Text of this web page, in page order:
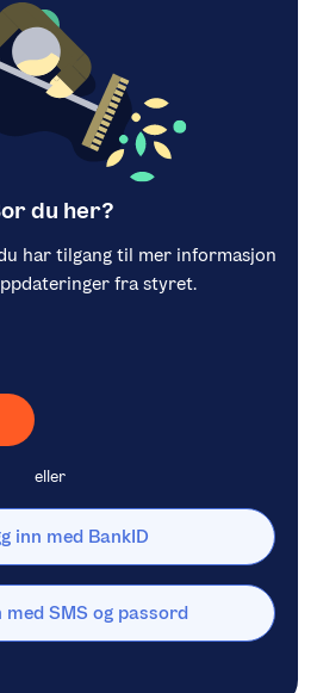
du her?
har tilgang til mer informasjon
fra styret.
eller
inn med BankID
med SMS og passord